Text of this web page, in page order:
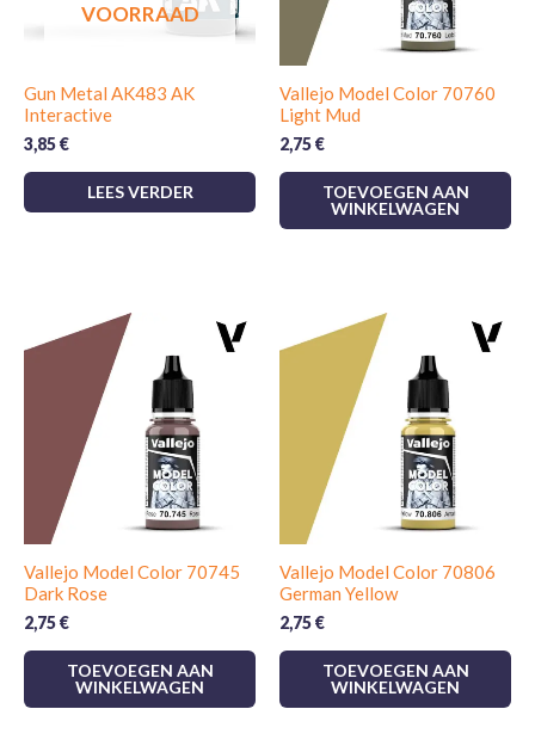
VOORRAAD
Gun Metal AK483 AK
Interactive
3,85€
LEES VERDER
Vallejo Model Color 70760
Light Mud
2,75€
TOEVOEGEN AAN
WINKELWAGEN
Vallejo Model Color 70745
Dark Rose
2,75€
TOEVOEGEN AAN
WINKELWAGEN
Vallejo Model Color 70806
German Yellow
2,75€
TOEVOEGEN AAN
WINKELWAGEN